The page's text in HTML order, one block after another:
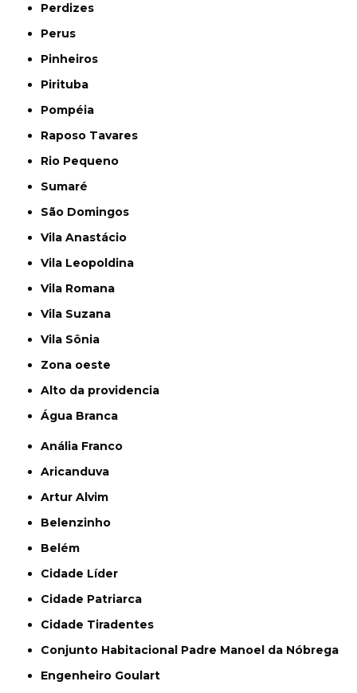
Perdizes
Perus
Pinheiros
Pirituba
Pompéia
Raposo Tavares
Rio Pequeno
Sumaré
São Domingos
Vila Anastácio
Vila Leopoldina
Vila Romana
Vila Suzana
Vila Sônia
Zona oeste
alto da providencia
Água Branca
Anália Franco
Aricanduva
Artur Alvim
Belenzinho
Belém
Cidade Líder
Cidade Patriarca
Cidade Tiradentes
Conjunto Habitacional Padre Manoel da Nóbrega
Engenheiro Goulart